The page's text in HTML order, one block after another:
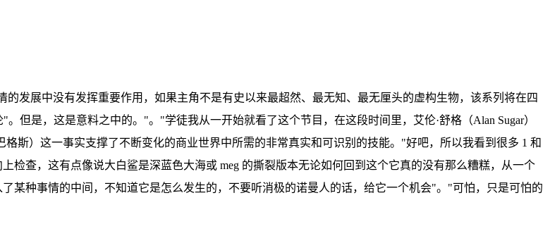
发展中没有发挥重要作用，如果主角不是有史以来最超然、最无知、最无厘头的虚构生物，该系列将在四
但是，这是意料之中的。"。"学徒我从一开始就看了这个节目，在这段时间里，艾伦·舒格（Alan Sugar）
斯）这一事实支撑了不断变化的商业世界中所需的非常真实和可识别的技能。"好吧，所以我看到很多 1 和
检查，这有点像说大白鲨是深蓝色大海或 meg 的撕裂版本无论如何回到这个它真的没有那么糟糕，从一个
某种事情的中间，不知道它是怎么发生的，不要听消极的诺曼人的话，给它一个机会"。"可怕，只是可怕的